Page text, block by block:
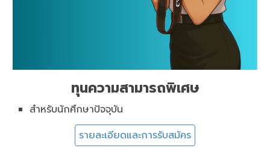
ทุนความสามารถพิเศษ
สำหรับนักศึกษาปัจจุบัน
รายละเอียดและการรับสมัคร